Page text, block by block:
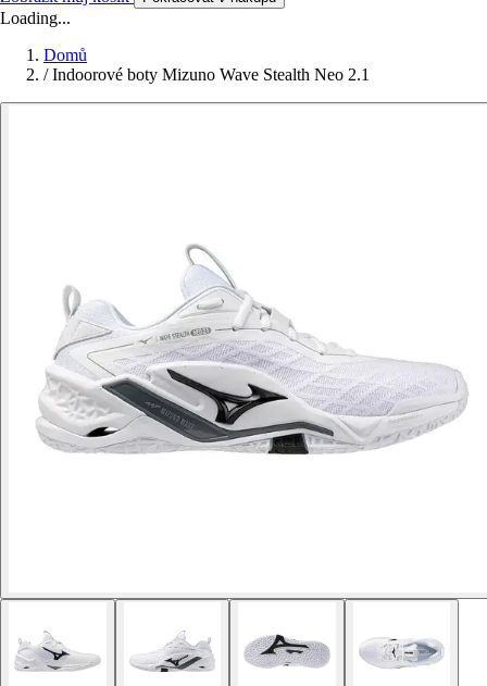
Loading...
Domů
/ Indoorové boty Mizuno Wave Stealth Neo 2.1